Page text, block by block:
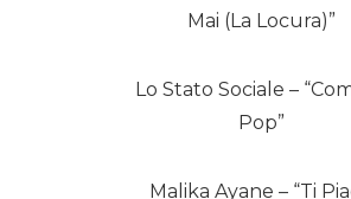
Mai (La Locura)”
Lo Stato Sociale –
Pop”
Malika Ayane – “Ti